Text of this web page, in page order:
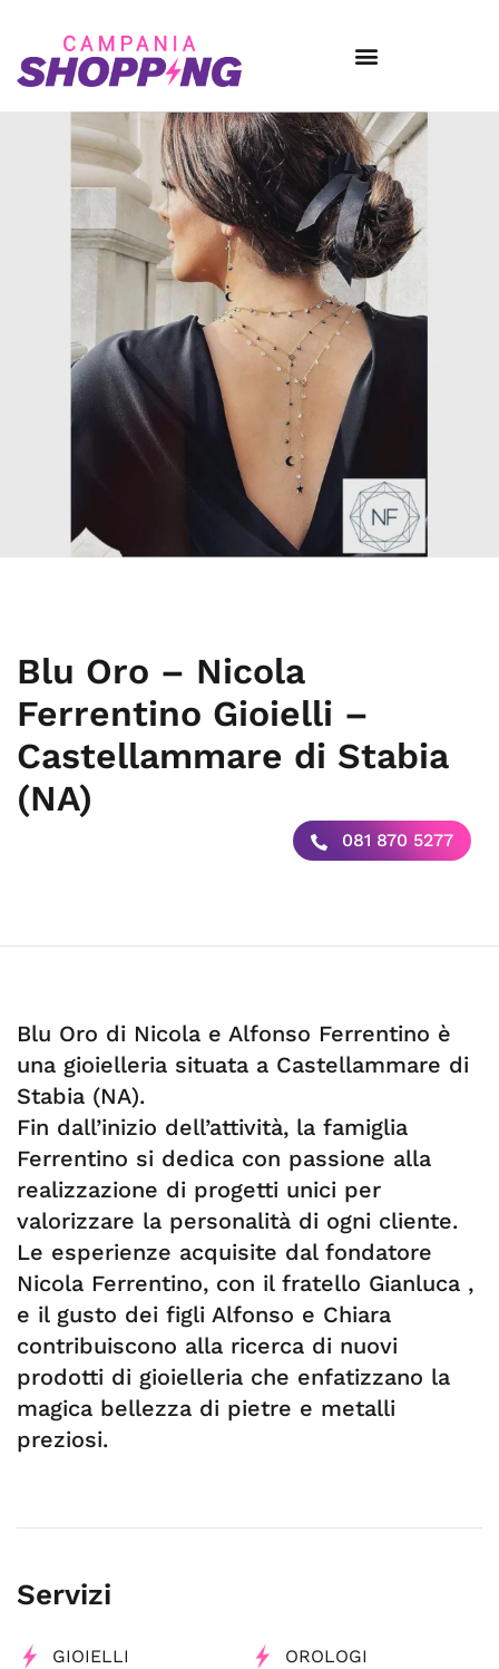
Blu Oro – Nicola
Ferrentino Gioielli –
Castellammare di Stabia
(NA)
081 870 5277
Blu Oro di Nicola e Alfonso Ferrentino è
una gioielleria situata a Castellammare di
Stabia (NA).
Fin dall’inizio dell’attività, la famiglia
Ferrentino si dedica con passione alla
realizzazione di progetti unici per
valorizzare la personalità di ogni cliente.
Le esperienze acquisite dal fondatore
Nicola Ferrentino, con il fratello Gianluca ,
e il gusto dei figli Alfonso e Chiara
contribuiscono alla ricerca di nuovi
prodotti di gioielleria che enfatizzano la
magica bellezza di pietre e metalli
preziosi.
Servizi
GIOIELLI OROLOGI